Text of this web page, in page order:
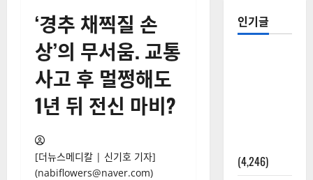
‘경추 채찍질 손
상’의 무서움. 교통
사고 후 멀쩡해도
1년 뒤 전신 마비?
[더뉴스메디칼 | 신기호 기자]
(nabiflowers@naver.com)
인기글
(4,246)